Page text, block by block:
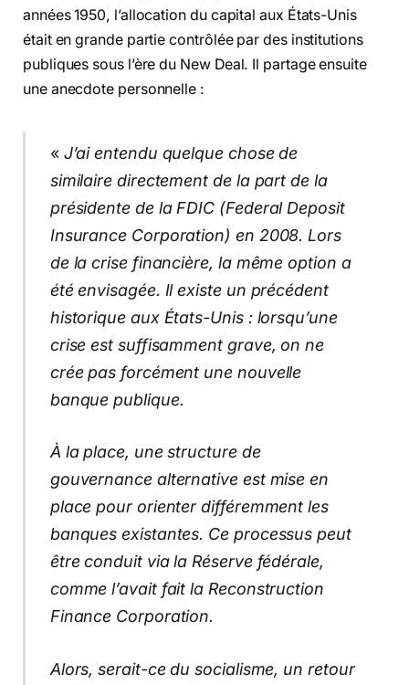
années 1950, l’allocation du capital aux États-Unis
était en grande partie contrôlée par des institutions
publiques sous l’ère du New Deal. Il partage ensuite
une anecdote personnelle :
« J’ai entendu quelque chose de
similaire directement de la part de la
présidente de la FDIC (Federal Deposit
Insurance Corporation) en 2008. Lors
de la crise financière, la même option a
été envisagée. Il existe un précédent
historique aux États-Unis : lorsqu’une
crise est suffisamment grave, on ne
crée pas forcément une nouvelle
banque publique.
À la place, une structure de
gouvernance alternative est mise en
place pour orienter différemment les
banques existantes. Ce processus peut
être conduit via la Réserve fédérale,
comme l’avait fait la Reconstruction
Finance Corporation.
Alors, serait-ce du socialisme, un retour